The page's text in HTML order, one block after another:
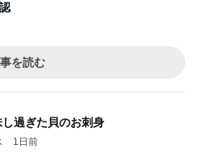
を読む
過ぎた貝のお刺身
1日前